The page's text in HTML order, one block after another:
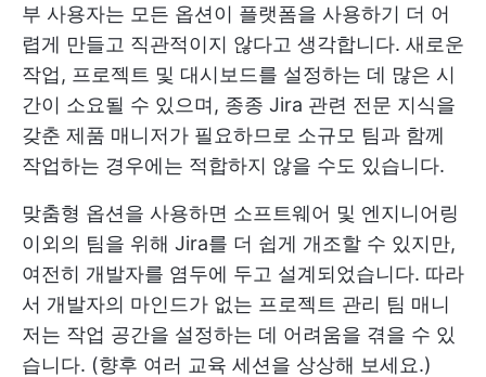
부 사용자는 모든 옵션이 플랫폼을 사용하기 더 어
렵게 만들고 직관적이지 않다고 생각합니다. 새로운
작업, 프로젝트 및 대시보드를 설정하는 데 많은 시
간이 소요될 수 있으며, 종종 Jira 관련 전문 지식을
갖춘 제품 매니저가 필요하므로 소규모 팀과 함께
작업하는 경우에는 적합하지 않을 수도 있습니다.
맞춤형 옵션을 사용하면 소프트웨어 및 엔지니어링
이외의 팀을 위해 Jira를 더 쉽게 개조할 수 있지만,
여전히 개발자를 염두에 두고 설계되었습니다. 따라
서 개발자의 마인드가 없는 프로젝트 관리 팀 매니
저는 작업 공간을 설정하는 데 어려움을 겪을 수 있
습니다. (향후 여러 교육 세션을 상상해 보세요.)